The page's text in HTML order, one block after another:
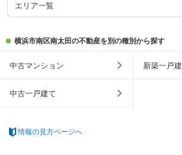
エリア一覧
横浜市南区南太田の不動産を別の種別から探す
中古マンション 新築一戸
中古一戸建て
情報の見方ページへ